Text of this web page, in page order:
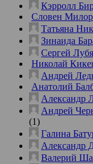
Кэрролл
Словен
Татьяна
Зинаида
Сергей
Николай
Андрей
Анатолий
Александр
Андрей
(1)
Галина
Александр
Валерий